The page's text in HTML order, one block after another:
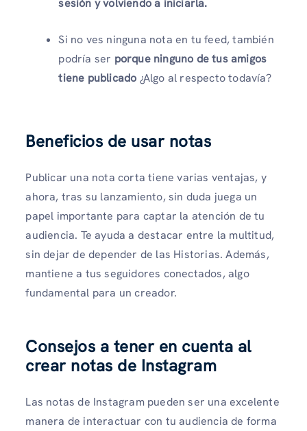
sesión y volviendo a iniciarla.
Si no ves ninguna nota en tu feed, también
podría ser porque ninguno de tus amigos
tiene publicado ¿Algo al respecto todavía?
Beneficios de usar notas
Publicar una nota corta tiene varias ventajas, y
ahora, tras su lanzamiento, sin duda juega un
papel importante para captar la atención de tu
audiencia. Te ayuda a destacar entre la multitud,
sin dejar de depender de las Historias. Además,
mantiene a tus seguidores conectados, algo
fundamental para un creador.
Consejos a tener en cuenta al
crear notas de Instagram
Las notas de Instagram pueden ser una excelente
manera de interactuar con tu audiencia de forma